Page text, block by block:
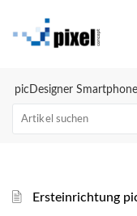
picDesigner
Ersteinrichtung